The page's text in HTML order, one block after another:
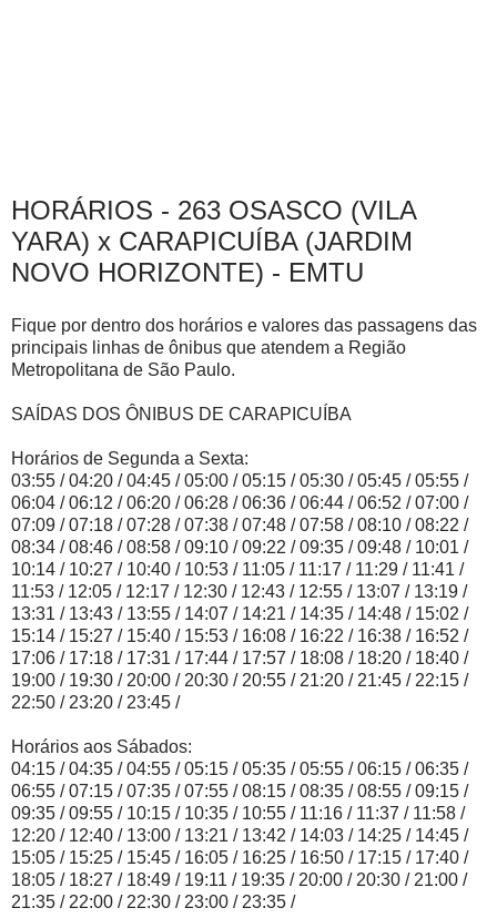
HORÁRIOS - 263 OSASCO (VILA
YARA) x CARAPICUÍBA (JARDIM
NOVO HORIZONTE) - EMTU
Fique por dentro dos horários e valores das passagens das
principais linhas de ônibus que atendem a Região
Metropolitana de São Paulo.
SAÍDAS DOS ÔNIBUS DE CARAPICUÍBA
Horários de Segunda a Sexta:
03:55 / 04:20 / 04:45 / 05:00 / 05:15 / 05:30 / 05:45 / 05:55 /
06:04 / 06:12 / 06:20 / 06:28 / 06:36 / 06:44 / 06:52 / 07:00 /
07:09 / 07:18 / 07:28 / 07:38 / 07:48 / 07:58 / 08:10 / 08:22 /
08:34 / 08:46 / 08:58 / 09:10 / 09:22 / 09:35 / 09:48 / 10:01 /
10:14 / 10:27 / 10:40 / 10:53 / 11:05 / 11:17 / 11:29 / 11:41 /
11:53 / 12:05 / 12:17 / 12:30 / 12:43 / 12:55 / 13:07 / 13:19 /
13:31 / 13:43 / 13:55 / 14:07 / 14:21 / 14:35 / 14:48 / 15:02 /
15:14 / 15:27 / 15:40 / 15:53 / 16:08 / 16:22 / 16:38 / 16:52 /
17:06 / 17:18 / 17:31 / 17:44 / 17:57 / 18:08 / 18:20 / 18:40 /
19:00 / 19:30 / 20:00 / 20:30 / 20:55 / 21:20 / 21:45 / 22:15 /
22:50 / 23:20 / 23:45 /
Horários aos Sábados:
04:15 / 04:35 / 04:55 / 05:15 / 05:35 / 05:55 / 06:15 / 06:35 /
06:55 / 07:15 / 07:35 / 07:55 / 08:15 / 08:35 / 08:55 / 09:15 /
09:35 / 09:55 / 10:15 / 10:35 / 10:55 / 11:16 / 11:37 / 11:58 /
12:20 / 12:40 / 13:00 / 13:21 / 13:42 / 14:03 / 14:25 / 14:45 /
15:05 / 15:25 / 15:45 / 16:05 / 16:25 / 16:50 / 17:15 / 17:40 /
18:05 / 18:27 / 18:49 / 19:11 / 19:35 / 20:00 / 20:30 / 21:00 /
21:35 / 22:00 / 22:30 / 23:00 / 23:35 /